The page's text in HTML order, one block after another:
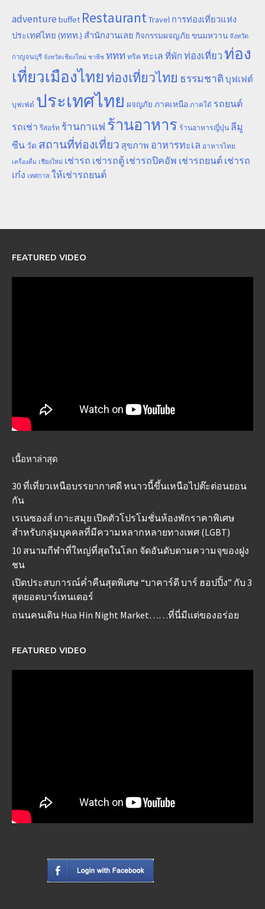
adventure buffet RestaurantTravel การท่องเที่ยวแห่ง
ประเทศไทย (ททท.) สำนักงานเลย กิจกรรมผจญภัย ขนมหวาน จังหวัด
กาญจนบุรี จังหวัดเชียงใหม่ ชาพีช ททท ทริค ทะเล ที่พัก ท่องเที่ยวท่อง
เที่ยวเมืองไทยท่องเที่ยวไทย ธรรมชาติ บุฟเฟต์
บุฟเฟ่ต์ ประเทศไทย ผจญภัย ภาคเหนือ ภาคใต้ รถยนต์
รถเช่า รีสอร์ท ร้านกาแฟ ร้านอาหาร ร้านอาหารญี่ปุ่น ลีมู
ซีน วัด สถานที่ท่องเที่ยว สุขภาพ อาหารทะเล อาหารไทย
เครื่องดื่ม เชียงใหม่ เช่ารถ เช่ารถตู้ เช่ารถปิคอัพ เช่ารถยนต์ เช่ารถ
เก๋ง เทศกาล ให้เช่ารถยนต์
FEATURED VIDEO
เนื้อหาล่าสุด
30 ที่เที่ยวเหนือบรรยากาศดี หนาวนี้ขึ้นเหนือไปต๊ะต่อนยอน
กัน
เรเนซองส์ เกาะสมุย เปิดตัวโปรโมชั่นห้องพักราคาพิเศษ
สำหรับกลุ่มบุคคลที่มีความหลากหลายทางเพศ (LGBT)
10 สนามกีฬาที่ใหญ่ที่สุดในโลก จัดอันดับตามความจุของฝูง
ชน
เปิดประสบการณ์ค่ำคืนสุดพิเศษ “บาคาร์ดี บาร์ ฮอปปิ้ง” กับ 3
สุดยอดบาร์เทนเดอร์
ถนนคนเดิน Hua Hin Night Market……ที่นี่มีแต่ของอร่อย
FEATURED VIDEO